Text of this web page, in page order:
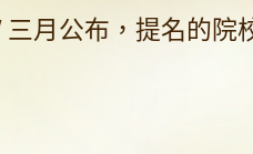
月公布，提名的院